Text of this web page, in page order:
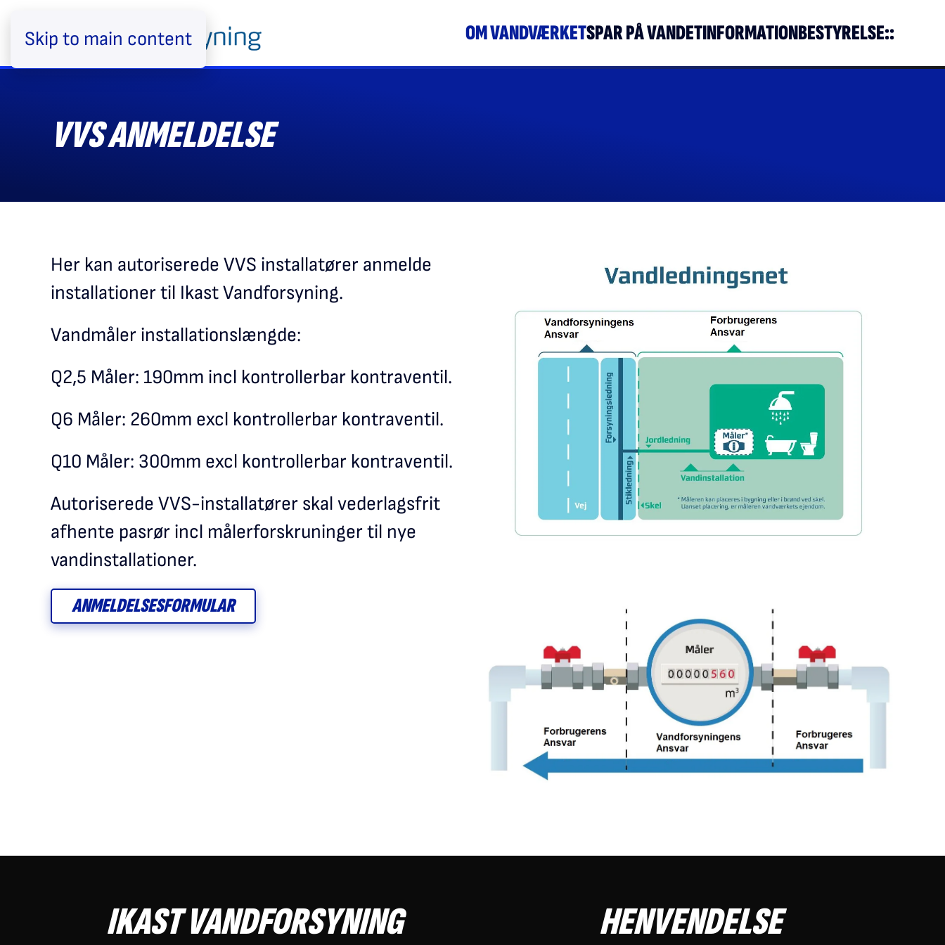
Skip to main content OM VANDVÆRKETSPAR PÅ VANDETINFORMATIONBESTYRELSE::
VVS ANMELDELSE
Her kan autoriserede VVS installatører anmelde
installationer til Ikast Vandforsyning.
Vandmåler installationslængde:
Q2,5 Måler: 190mm incl kontrollerbar kontraventil.
Q6 Måler: 260mm excl kontrollerbar kontraventil.
Q10 Måler: 300mm excl kontrollerbar kontraventil.
Autoriserede VVS-installatører skal vederlagsfrit
afhente pasrør incl målerforskruninger til nye
vandinstallationer.
ANMELDELSESFORMULAR
SE BILLEDE
SE BILLEDE
IKAST VANDFORSYNING HENVENDELSE